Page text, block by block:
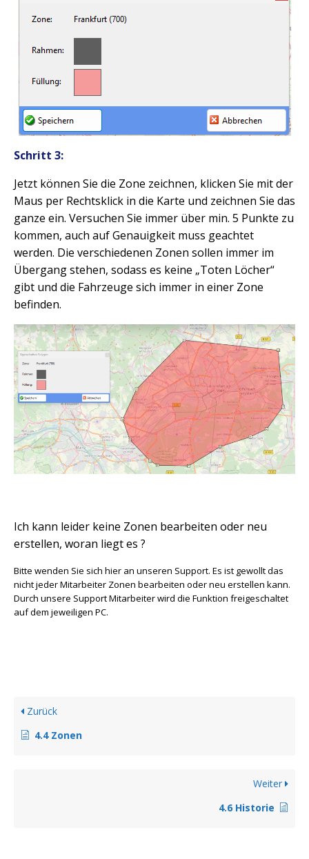
Schritt 3:
Jetzt können Sie die Zone zeichnen, klicken Sie mit der
Maus per Rechtsklick in die Karte und zeichnen Sie das
ganze ein. Versuchen Sie immer über min. 5 Punkte zu
kommen, auch auf Genauigkeit muss geachtet
werden. Die verschiedenen Zonen sollen immer im
Übergang stehen, sodass es keine „Toten Löcher“
gibt und die Fahrzeuge sich immer in einer Zone
befinden.
Ich kann leider keine Zonen bearbeiten oder neu
erstellen, woran liegt es ?
Bitte wenden Sie sich hier an unseren Support. Es ist gewollt das
nicht jeder Mitarbeiter Zonen bearbeiten oder neu erstellen kann.
Durch unsere Support Mitarbeiter wird die Funktion freigeschaltet
auf dem jeweiligen PC.
Zurück
4.4 Zonen
Weiter
4.6 Historie